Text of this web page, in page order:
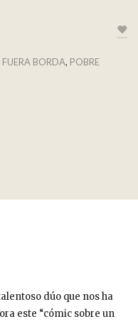
FUERA BORDA, POBRE
dúo que nos ha
este “cómic sobre un